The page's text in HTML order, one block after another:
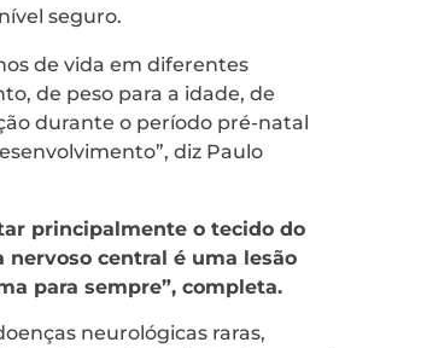
seguro.
de vida em diferentes
de peso para a idade, de
durante o período pré-natal
diz Paulo
principalmente o tecido do
central é uma lesão
para sempre”, completa.
neurológicas raras,